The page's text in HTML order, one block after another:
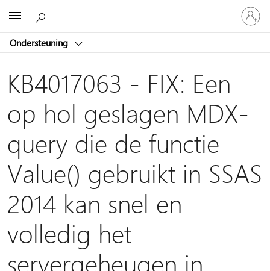
Ondersteuning
Meld
je
aan
je
KB4017063 - FIX: Een
op hol geslagen MDX-
query die de functie
Value() gebruikt in SSAS
2014 kan snel en
volledig het
servergeheugen in